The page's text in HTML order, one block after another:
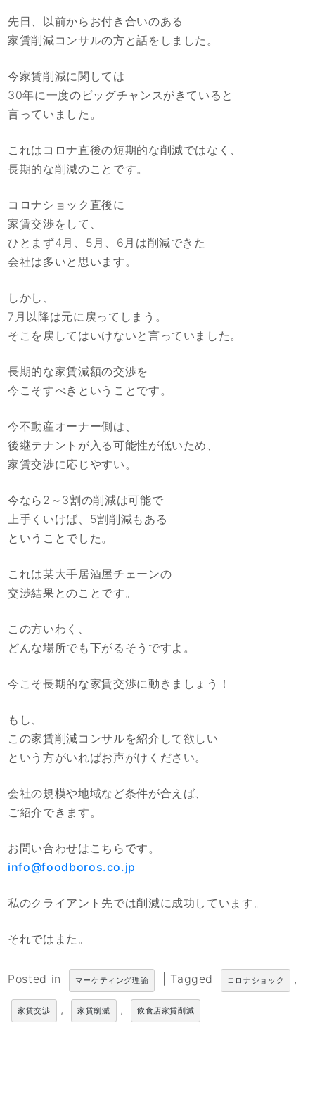
先日、以前からお付き合いのある
家賃削減コンサルの方と話をしました。
今家賃削減に関しては
30年に一度のビッグチャンスがきていると
言っていました。
これはコロナ直後の短期的な削減ではなく、
長期的な削減のことです。
コロナショック直後に
家賃交渉をして、
ひとまず4月、5月、6月は削減できた
会社は多いと思います。
しかし、
7月以降は元に戻ってしまう。
そこを戻してはいけないと言っていました。
長期的な家賃減額の交渉を
今こそすべきということです。
今不動産オーナー側は、
後継テナントが入る可能性が低いため、
家賃交渉に応じやすい。
今なら2～3割の削減は可能で
上手くいけば、5割削減もある
ということでした。
これは某大手居酒屋チェーンの
交渉結果とのことです。
この方いわく、
どんな場所でも下がるそうですよ。
今こそ長期的な家賃交渉に動きましょう！
もし、
この家賃削減コンサルを紹介して欲しい
という方がいればお声がけください。
会社の規模や地域など条件が合えば、
ご紹介できます。
お問い合わせはこちらです。
info@foodboros.co.jp
私のクライアント先では削減に成功しています。
それではまた。
Posted in マーケティング理論 Tagged コロナショック ,
家賃交渉 , 家賃削減 , 飲食店家賃削減